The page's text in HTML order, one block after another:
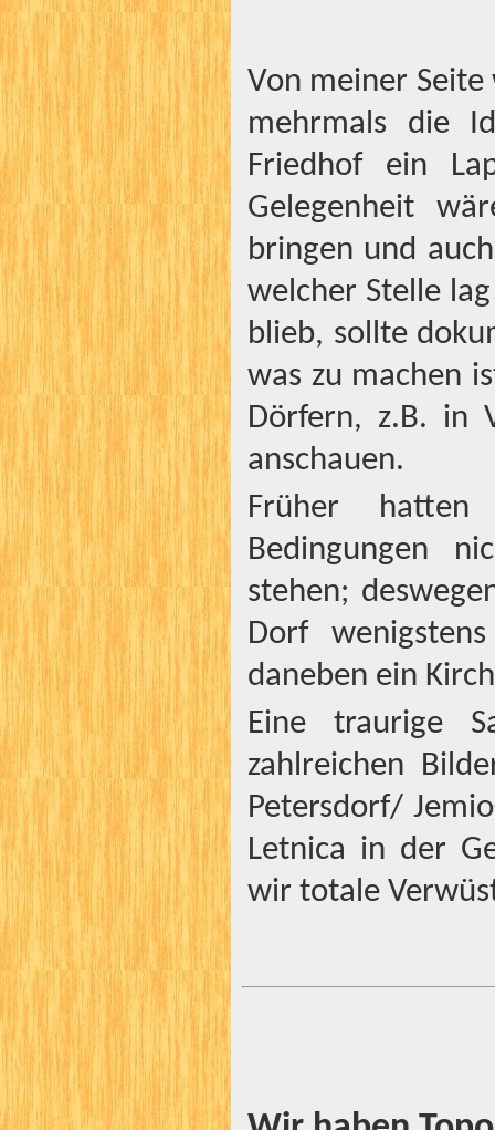
Von meiner
mehrmals die
Friedhof ein
Gelegenheit
bringen und
welcher Stelle
blieb, sollte
was zu machen
Dörfern, z.B. in
anschauen.
Früher hatten
Bedingungen
stehen;
Dorf
daneben ein
Eine traurige
zahlreichen
Petersdorf/
Letnica in der
wir totale